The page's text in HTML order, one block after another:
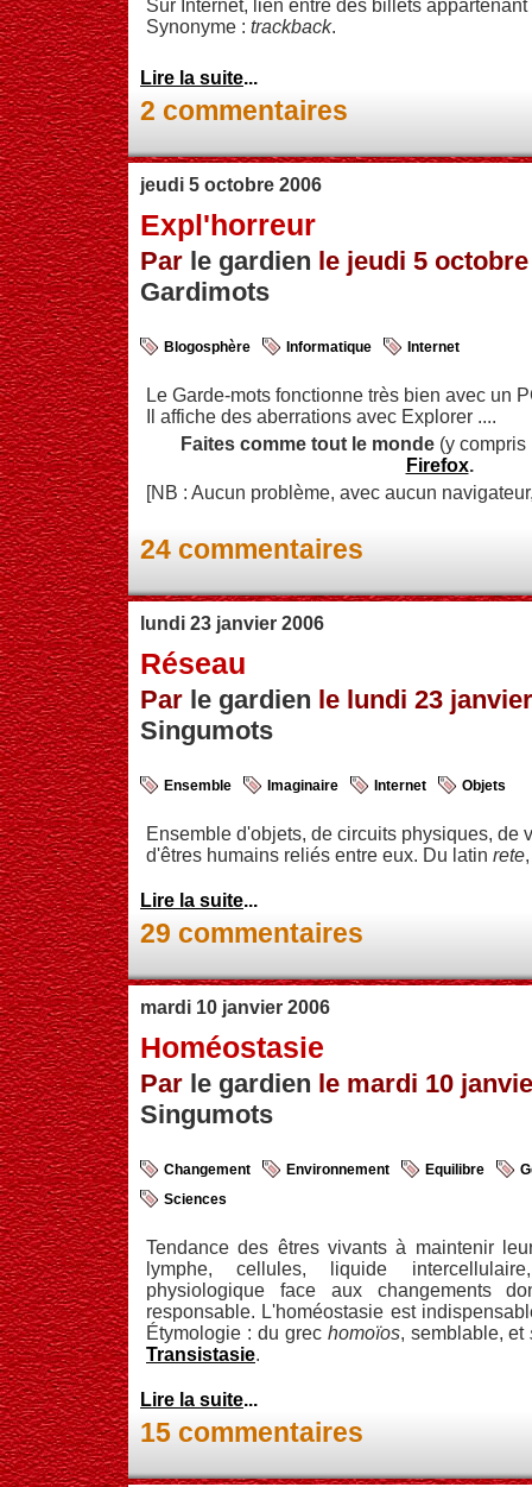
Sur Internet, lien entre des billets
Synonyme : trackback.
Lire la suite...
2 commentaires
jeudi 5 octobre 2006
Expl'horreur
Par le gardien le jeudi 5 octobre
Gardimots
Blogosphère Informatique Internet
Le Garde-mots fonctionne très bien avec un
Il affiche des aberrations avec Explorer ....
Faites comme tout le monde (y
Firefox.
[NB : Aucun problème, avec aucun
24 commentaires
lundi 23 janvier 2006
Réseau
Par le gardien le lundi 23
Singumots
Ensemble Imaginaire Internet Objets
Ensemble d'objets, de circuits physiques, de
d'êtres humains reliés entre eux. Du latin rete
Lire la suite...
29 commentaires
mardi 10 janvier 2006
Homéostasie
Par le gardien le mardi 10
Singumots
Changement Environnement Equilibre
Sciences
Tendance des êtres vivants à maintenir
lymphe, cellules, liquide
physiologique face aux changements
responsable. L'homéostasie est
Étymologie : du grec homoïos, semblable, et
Transistasie.
Lire la suite...
15 commentaires